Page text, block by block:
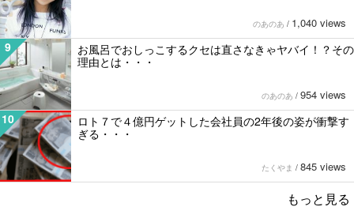
のあのあ / 1,040 views
9
お風呂でおしっこするクセは直さなきゃヤバイ！？その
理由とは・・・
のあのあ / 954 views
10
ロト７で４億円ゲットした会社員の2年後の姿が衝撃す
ぎる・・・
たくやま / 845 views
もっと見る